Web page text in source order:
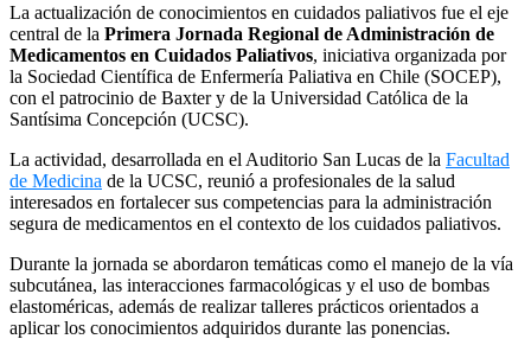
La actualización de conocimientos en cuidados paliativos fue el eje
central de la Primera Jornada Regional de Administración de
Medicamentos en Cuidados Paliativos, iniciativa organizada por
la Sociedad Científica de Enfermería Paliativa en Chile (SOCEP),
con el patrocinio de Baxter y de la Universidad Católica de la
Santísima Concepción (UCSC).
La actividad, desarrollada en el Auditorio San Lucas de la Facultad
de Medicina de la UCSC, reunió a profesionales de la salud
interesados en fortalecer sus competencias para la administración
segura de medicamentos en el contexto de los cuidados paliativos.
Durante la jornada se abordaron temáticas como el manejo de la vía
subcutánea, las interacciones farmacológicas y el uso de bombas
elastoméricas, además de realizar talleres prácticos orientados a
aplicar los conocimientos adquiridos durante las ponencias.